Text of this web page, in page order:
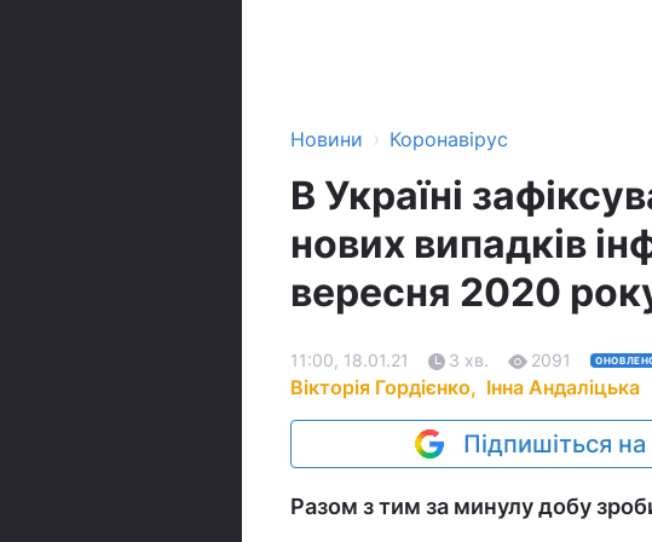
Новини › Коронавірус
В Україні
нових випадків
вересня 2020
Вікторія Гордієнко, Інна Андаліцька
11:00, 18.01.21 3 хв. 2091
Підпишіться
Разом з тим за минулу добу